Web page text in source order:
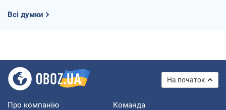
Всі думки
На початок
Про компанію Команда